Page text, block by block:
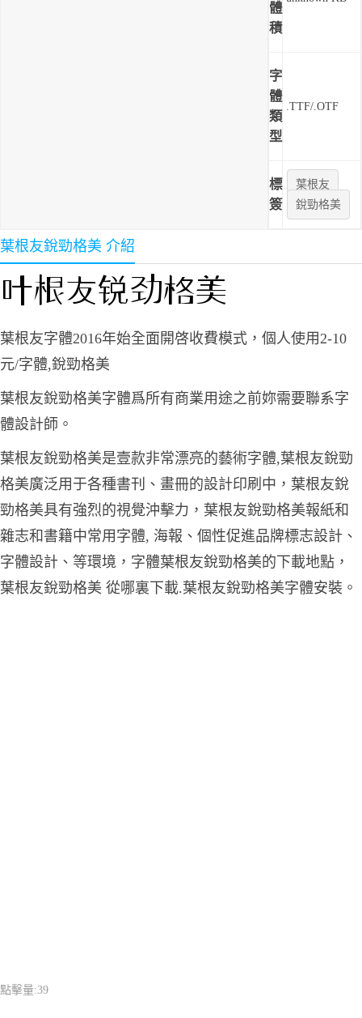
體
積
字
體
類
型
.TTF/.OTF
標
簽
葉根友
銳勁格美
葉根友銳勁格美 介紹
葉根友字體2016年始全面開啓收費模式，個人使用2-10
元/字體,銳勁格美
葉根友銳勁格美字體爲所有商業用途之前妳需要聯系字
體設計師。
葉根友銳勁格美是壹款非常漂亮的藝術字體,葉根友銳勁
格美廣泛用于各種書刊、畫冊的設計印刷中，葉根友銳
勁格美具有強烈的視覺沖擊力，葉根友銳勁格美報紙和
雜志和書籍中常用字體, 海報、個性促進品牌標志設計、
字體設計、等環境，字體葉根友銳勁格美的下載地點，
葉根友銳勁格美 從哪裏下載.葉根友銳勁格美字體安裝。
點擊量:39